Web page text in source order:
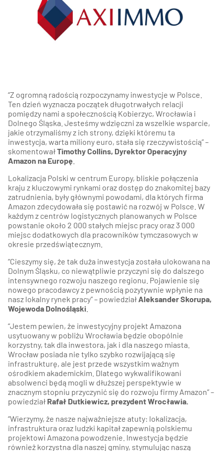
“Z ogromną radością rozpoczynamy inwestycje w Polsce.
Ten dzień wyznacza początek długotrwałych relacji
pomiędzy nami a społecznością Kobierzyc, Wrocławia i
Dolnego Śląska. Jesteśmy wdzięczni za wszelkie wsparcie,
jakie otrzymaliśmy z ich strony, dzięki któremu ta
inwestycja, warta miliony euro, stała się rzeczywistością” –
skomentowałTimothy Collins, Dyrektor Operacyjny
Amazon na Europę
Lokalizacja Polski w centrum Europy, bliskie połączenia
kraju z kluczowymi rynkami oraz dostęp do znakomitej bazy
zatrudnienia, były głównymi powodami, dla których firma
Amazon zdecydowała się postawić na rozwój w Polsce. W
każdym z centrów logistycznych planowanych w Polsce
powstanie około 2 000 stałych miejsc pracy oraz 3 000
miejsc dodatkowych dla pracowników tymczasowych w
okresie przedświątecznym.
“Cieszymy się, że tak duża inwestycja została ulokowana na
Dolnym Śląsku, co niewątpliwie przyczyni się do dalszego
intensywnego rozwoju naszego regionu. Pojawienie się
nowego pracodawcy z pewnością pozytywnie wpłynie na
nasz lokalny rynek pracy” – powiedział Aleksander Skorupa,
Wojewoda Dolnośląski
“Jestem pewien, że inwestycyjny projekt Amazona
usytuowany w pobliżu Wrocławia będzie obopólnie
korzystny, tak dla inwestora, jak i dla naszego miasta.
Wrocław posiada nie tylko szybko rozwijającą się
infrastrukturę, ale jest przede wszystkim ważnym
ośrodkiem akademickim. Dlatego wykwalifikowani
absolwenci będą mogli w dłuższej perspektywie w
znacznym stopniu przyczynić się do rozwoju firmy Amazon” –
powiedział Rafał Dutkiewicz, prezydent Wrocławia.
“Wierzymy, że nasze najważniejsze atuty: lokalizacja,
infrastruktura oraz ludzki kapitał zapewnią polskiemu
projektowi Amazona powodzenie. Inwestycja będzie
również korzystna dla naszej gminy, stymulując naszą